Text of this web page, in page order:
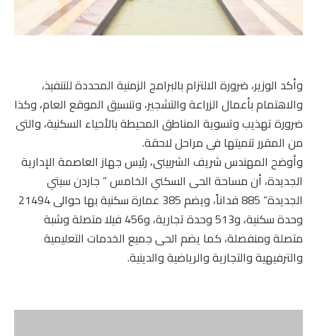
وأكد الوزير، ضرورة الالتزام بالبرامج الزمنية المحددة للتنفيذ،
والاهتمام بأعمال الزراعة والتشجير، وتنسيق الموقع العام، وكذا
ضرورة تهذيب وتسوية المناطق المحيطة بالأحياء السكنية، والتى
من المقرر تنميتها فى مراحل لاحقة.
وأوضح المهندس شريف الشربينى، رئيس جهاز العاصمة الإدارية
الجديدة، أن مساحة الحى السكني الخامس ” جاردن سيتي
الجديدة” 885 فداناً، ويضم 385 عمارة سكنية بها حوالى 21494
وحدة سكنية، و513 وحدة تجارية، و456 فيلا متصلة وشبة
متصلة ومنفصلة، كما يضم الحى جميع الخدمات التعليمية
والترفيهية والتجارية والرياضية والدينية.